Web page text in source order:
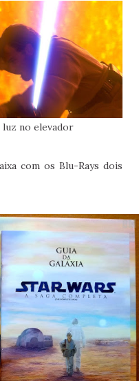
luz no elevador
com os Blu-Rays dois